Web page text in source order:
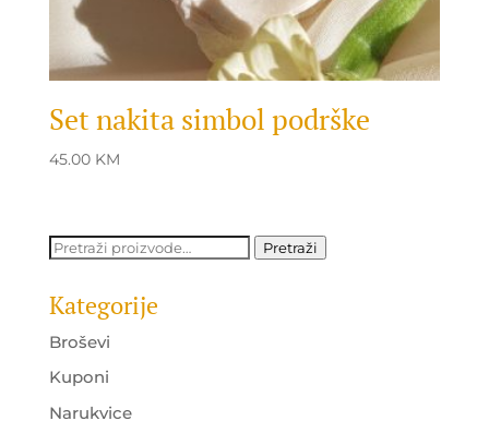
Set nakita simbol podrške
45.00 KM
Pretraži: Pretraži
Kategorije
Broševi
Kuponi
Narukvice